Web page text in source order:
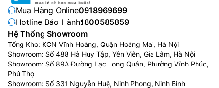
độ sáng rực rỡ và hình ảnh rõ nét ấn tượng.
Ambient FILMMAKER Mode:Thưởng thức điện ảnh
tuyệt đỉnh tại rạp chiếu tại gia với FILMMAKER MODE
và Công nghệ Tinh chỉnh Độ Sáng tối ưu ánh sáng
xung quanh, đem đến chất lượng hình ảnh chuẩn tiêu
chí nhà làm phim hàng đầu. FILMMAKER MODE tự
động điều chỉnh theo ánh sáng môi trường, mang đến
Mua Hàng Online:0918969699
Hotline Bảo Hành:1800585859
Hệ Thống Showroom
Tổng Kho: KCN Vĩnh Hoàng, Quận Hoàng Mai, Hà Nội
Showroom: Số 488 Hà Huy Tập, Yên Viên, Gia Lâm, Hà Nội
Showroom: Số 89A Đường Lạc Long Quân, Phường Vĩnh Phúc,
Phú Thọ
Showroom: Số 331 Nguyễn Huệ, Ninh Phong, Ninh Bình